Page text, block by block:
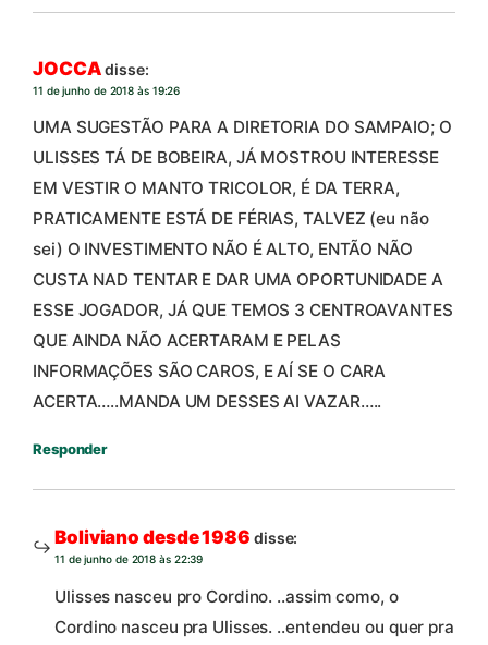
JOCCA disse:
11 de junho de 2018 às 19:26
UMA SUGESTÃO PARA A DIRETORIA DO SAMPAIO; O
ULISSES TÁ DE BOBEIRA, JÁ MOSTROU INTERESSE
EM VESTIR O MANTO TRICOLOR, É DA TERRA,
PRATICAMENTE ESTÁ DE FÉRIAS, TALVEZ (eu não
sei) O INVESTIMENTO NÃO É ALTO, ENTÃO NÃO
CUSTA NAD TENTAR E DAR UMA OPORTUNIDADE A
ESSE JOGADOR, JÁ QUE TEMOS 3 CENTROAVANTES
QUE AINDA NÃO ACERTARAM E PELAS
INFORMAÇÕES SÃO CAROS, E AÍ SE O CARA
ACERTA…..MANDA UM DESSES AI VAZAR…..
Responder
Boliviano desde 1986 disse:
11 de junho de 2018 às 22:39
Ulisses nasceu pro Cordino. ..assim como, o
Cordino nasceu pra Ulisses. ..entendeu ou quer pra